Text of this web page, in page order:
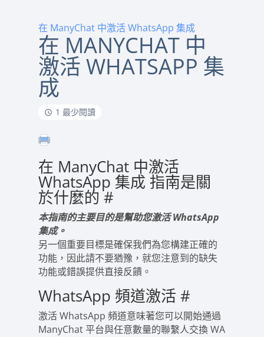
在 ManyChat 中激活 WhatsApp 集成
在 MANYCHAT 中
激活 WHATSAPP 集
成
1 最少閱讀
在 ManyChat 中激活
WhatsApp 集成 指南是關
於什麼的#
本指南的主要目的是幫助您激活 WhatsApp
集成。
另一個重要目標是確保我們為您構建正確的
功能，因此請不要猶豫，就您注意到的缺失
功能或錯誤提供直接反饋。
WhatsApp 頻道激活 #
激活 WhatsApp 頻道意味著您可以開始通過
ManyChat 平台與任意數量的聯繫人交換 WA